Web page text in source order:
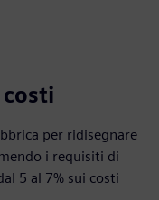
per ridisegnare
i requisiti di
5 al 7% sui costi